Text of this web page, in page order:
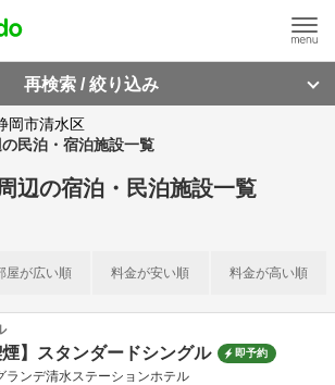
再検索 / 絞り込み
岡市清水区
民泊・宿泊施設一覧
辺の宿泊・民泊施設一覧
屋が広い順 料金が安い順 料金が高い順
煙】スタンダードシングル 即予約
ランデ清水ステーションホテル